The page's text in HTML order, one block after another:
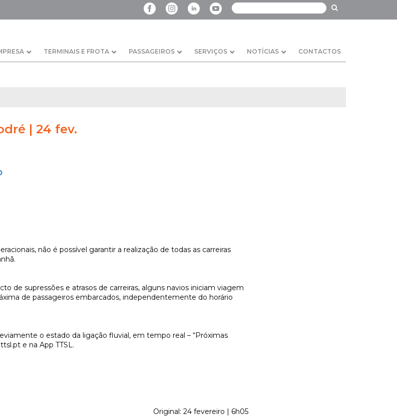
TERMINAIS E FROTA PASSAGEIROS SERVIÇOS NOTÍCIAS CONTACTOS
| 24 fev.
não é possível garantir a realização de todas as carreiras
de supressões e atrasos de carreiras, alguns navios iniciam viagem
de passageiros embarcados, independentemente do horário
o estado da ligação fluvial, em tempo real – “Próximas
e na App TTSL.
Original: 24 fevereiro | 6h05